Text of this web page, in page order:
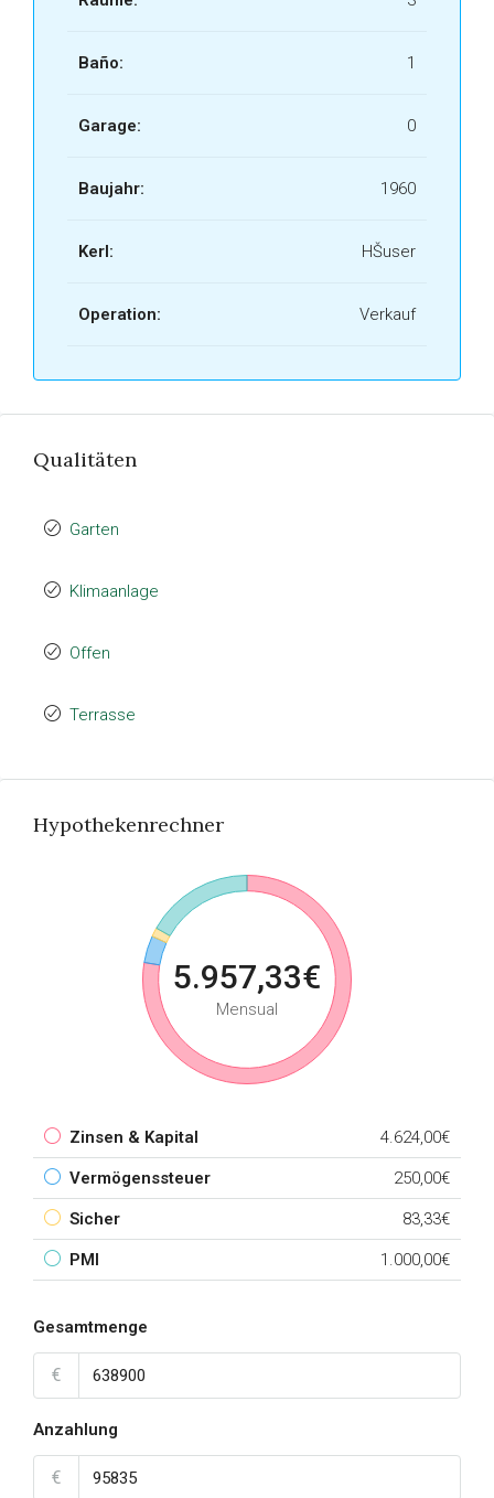
Baño: 1
Garage: 0
Baujahr: 1960
Kerl: HŠuser
Operation: Verkauf
Qualitäten
Garten
Klimaanlage
Offen
Terrasse
Hypothekenrechner
5.957,33€
Mensual
Zinsen & Kapital 4.624,00€
Vermögenssteuer 250,00€
Sicher 83,33€
PMI 1.000,00€
Gesamtmenge
€
Anzahlung
€